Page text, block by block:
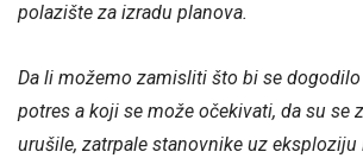
polazište za izradu planova.
Da li možemo zamisliti što bi se
potres a koji se može očekivati, da su se
urušile, zatrpale stanovnike uz